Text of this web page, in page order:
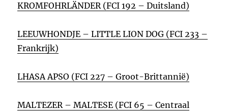
KROMFOHRLÄNDER (FCI 192 – Duitsland)
LEEUWHONDJE – LITTLE LION DOG (FCI 233 –
Frankrijk)
LHASA APSO (FCI 227 – Groot-Brittannië)
MALTEZER – MALTESE (FCI 65 – Centraal